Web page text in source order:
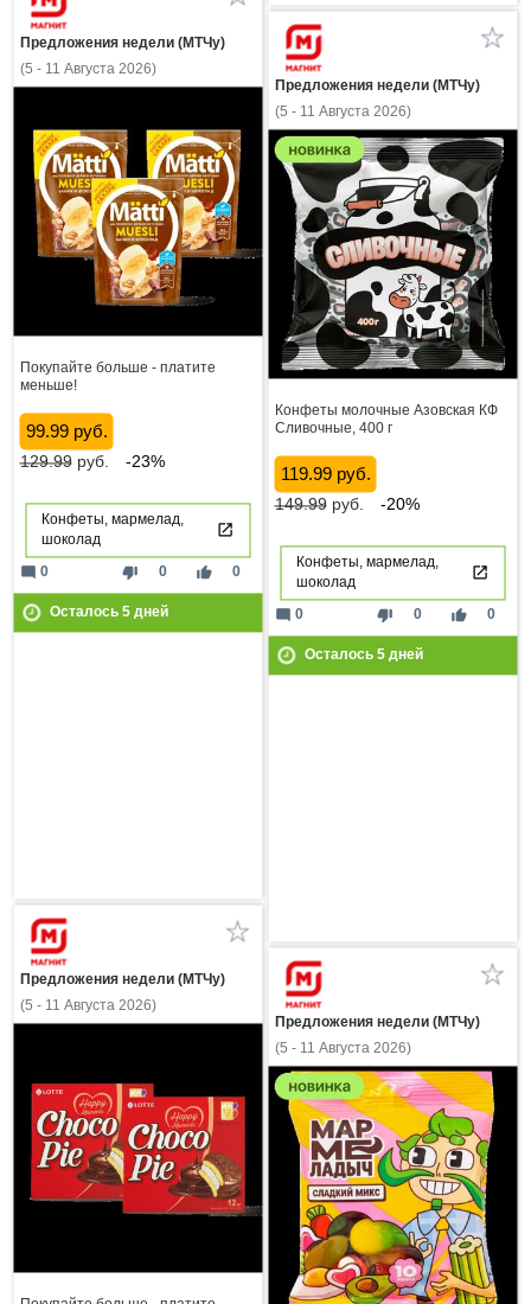
Предложения недели (МТЧу)
(5 - 11 Августа 2026)
Покупайте больше - платите
меньше!
99.99 руб.
129.99руб. -23%
Конфеты, мармелад,
шоколад
thumb_down 0 thumb_up 0
mode_comment 0
Осталось 5дней
Предложения недели (МТЧу)
(5 - 11 Августа 2026)
Конфеты молочные Азовская КФ
Сливочные, 400 г
119.99 руб.
149.99руб. -20%
Конфеты, мармелад,
шоколад
thumb_down 0 thumb_up 0
mode_comment 0
Осталось 5дней
Предложения недели (МТЧу)
(5 - 11 Августа 2026)
Предложения недели (МТЧу)
(5 - 11 Августа 2026)